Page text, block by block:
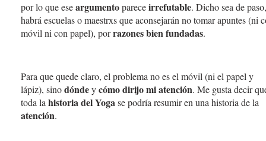
por lo que eseargumentopareceirrefutable. Dicho sea de paso,
habrá escuelas o maestrxs que aconsejarán no tomar apuntes (ni
móvil ni con papel), porrazones bien fundadas.
Para que quede claro, el problema no es el móvil (ni el papel y
lápiz), sinodóndeycómodirijo mi atención. Me gusta decir
toda la historia del Yogase podría resumir en una historia de la
atención.